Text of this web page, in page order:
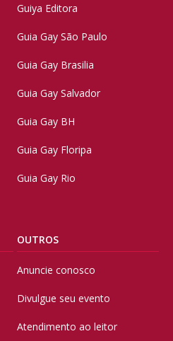
Guiya Editora
Guia Gay São Paulo
Guia Gay Brasilia
Guia Gay Salvador
Guia Gay BH
Guia Gay Floripa
Guia Gay Rio
OUTROS
Anuncie conosco
Divulgue seu evento
Atendimento ao leitor